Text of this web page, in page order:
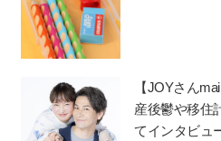
【JOYさん
産後鬱や移住
てインタビュ